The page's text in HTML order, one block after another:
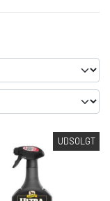
UDSOLGT